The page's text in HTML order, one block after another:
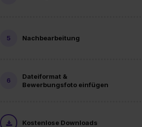
Nachbearbeitung
Dateiformat &
Bewerbungsfoto einfügen
Kostenlose Downloads